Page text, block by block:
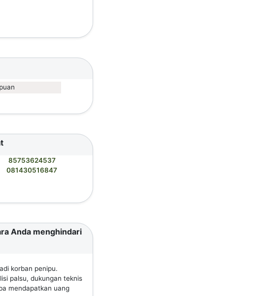
85753624537
081430516847
Anda menghindari
korban penipu.
palsu, dukungan teknis
mendapatkan uang